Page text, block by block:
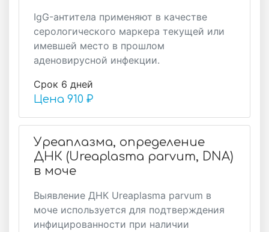
IgG-антитела применяют в качестве
серологического маркера текущей или
имевшей место в прошлом
аденовирусной инфекции.
Срок 6 дней
Цена 910 ₽
Уреаплазма, определение
ДНК (Ureaplasma parvum, DNA)
в моче
Выявление ДНК Ureaplasma parvum в
моче используется для подтверждения
инфицированности при наличии